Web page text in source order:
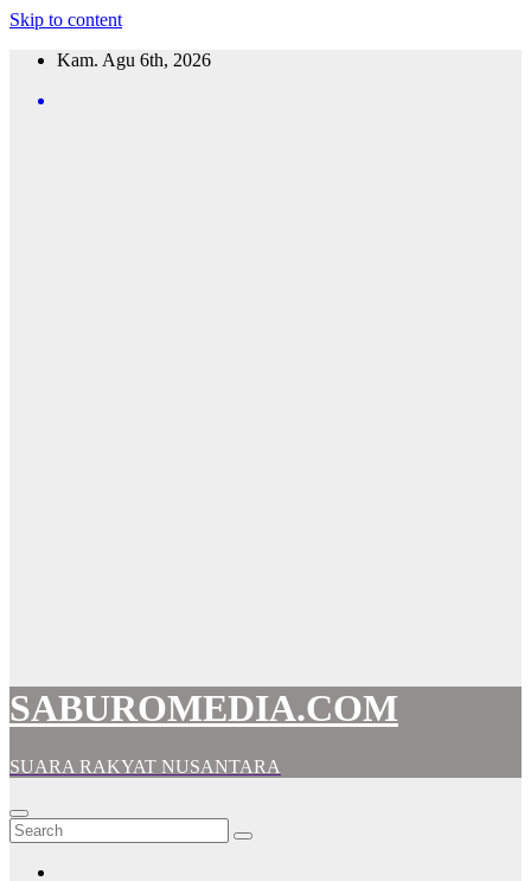
Skip to content
Kam. Agu 6th, 2026
SABUROMEDIA.COM
SUARA RAKYAT NUSANTARA